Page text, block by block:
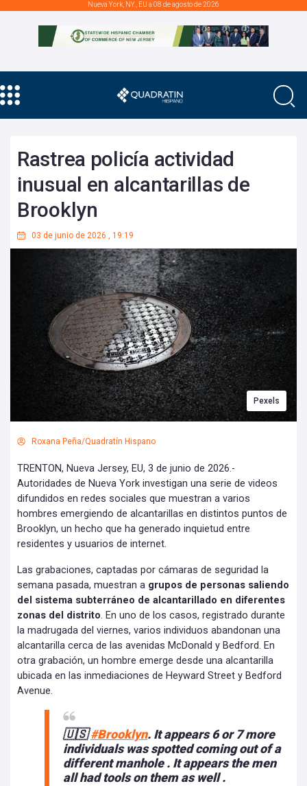
Nueva York, NY., EU a 08 de agosto de 2026
Rastrea policía actividad
inusual en alcantarillas de
Brooklyn
03 de junio de 2026 , 19:19
Pexels
Roxana Peña/Quadratín Hispano
TRENTON, Nueva Jersey, EU, 3 de junio de 2026.-
Autoridades de Nueva York investigan una serie de videos
difundidos en redes sociales que muestran a varios
hombres emergiendo de alcantarillas en distintos puntos de
Brooklyn, un hecho que ha generado inquietud entre
residentes y usuarios de internet.
Las grabaciones, captadas por cámaras de seguridad la
semana pasada, muestran a grupos de personas saliendo
del sistema subterráneo de alcantarillado en diferentes
zonas del distrito. En uno de los casos, registrado durante
la madrugada del viernes, varios individuos abandonan una
alcantarilla cerca de las avenidas McDonald y Bedford. En
otra grabación, un hombre emerge desde una alcantarilla
ubicada en las inmediaciones de Heyward Street y Bedford
Avenue.
🇺🇸#Brooklyn. It appears 6 or 7 more
individuals was spotted coming out of a
different manhole . It appears the men
all had tools on them as well .